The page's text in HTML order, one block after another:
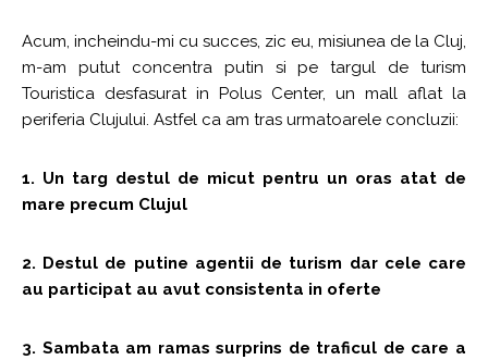
Acum, incheindu-mi cu succes, zic eu, misiunea de la Cluj,
m-am putut concentra putin si pe targul de turism
Touristica desfasurat in Polus Center, un mall aflat la
periferia Clujului. Astfel ca am tras urmatoarele concluzii:
1. Un targ destul de micut pentru un oras atat de
mare precum Clujul
2. Destul de putine agentii de turism dar cele care
au participat au avut consistenta in oferte
3. Sambata am ramas surprins de traficul de care a